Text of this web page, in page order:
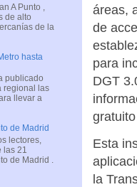
áreas,
de
para
DGT
Esta
la
A Punto ,
de alto
de la
hasta
publicado
regional las
llevar a
de Madrid
lectores,
las 21
de Madrid .